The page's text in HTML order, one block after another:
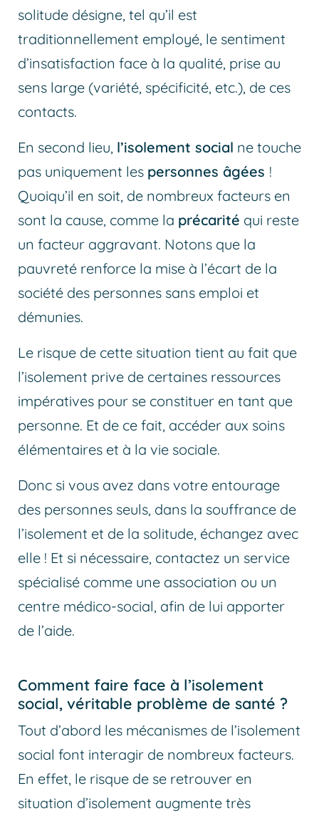
solitude désigne, tel qu’il est
traditionnellement employé, le sentiment
d’insatisfaction face à la qualité, prise au
sens large (variété, spécificité, etc.), de ces
contacts.
En second lieu, l’isolement social ne touche
pas uniquement les personnes âgées !
Quoiqu’il en soit, de nombreux facteurs en
sont la cause, comme la précarité qui reste
un facteur aggravant. Notons que la
pauvreté renforce la mise à l’écart de la
société des personnes sans emploi et
démunies.
Le risque de cette situation tient au fait que
l’isolement prive de certaines ressources
impératives pour se constituer en tant que
personne. Et de ce fait, accéder aux soins
élémentaires et à la vie sociale.
Donc si vous avez dans votre entourage
des personnes seuls, dans la souffrance de
l’isolement et de la solitude, échangez avec
elle ! Et si nécessaire, contactez un service
spécialisé comme une association ou un
centre médico-social, afin de lui apporter
de l’aide.
Comment faire face à l’isolement
social, véritable problème de santé ?
Tout d’abord les mécanismes de l’isolement
social font interagir de nombreux facteurs.
En effet, le risque de se retrouver en
situation d’isolement augmente très